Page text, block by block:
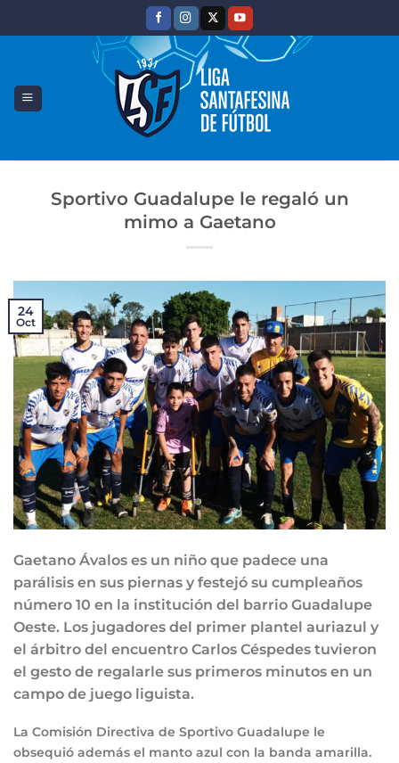
Sportivo Guadalupe le regaló un
mimo a Gaetano
24
Oct
Gaetano Ávalos es un niño que padece una
parálisis en sus piernas y festejó su cumpleaños
número 10 en la institución del barrio Guadalupe
Oeste. Los jugadores del primer plantel auriazul y
el árbitro del encuentro Carlos Céspedes tuvieron
el gesto de regalarle sus primeros minutos en un
campo de juego liguista.
La Comisión Directiva de Sportivo Guadalupe le
obsequió además el manto azul con la banda amarilla.